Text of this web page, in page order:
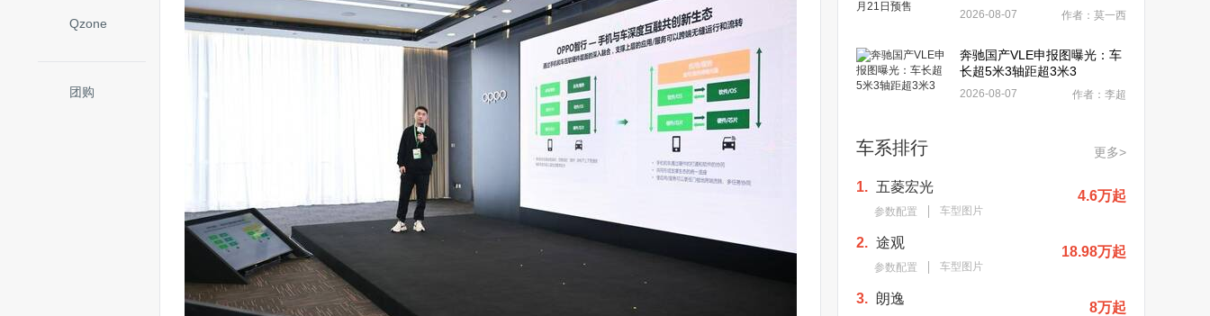
Qzone
团购
2026-08-07 作者：莫一西
奔驰国产VLE申报图曝光：车
长超5米3轴距超3米3
2026-08-07 作者：李超
车系排行 更多>
1. 五菱宏光
参数配置 车型图片
4.6万起
2. 途观
参数配置 车型图片
18.98万起
3. 朗逸
8万起